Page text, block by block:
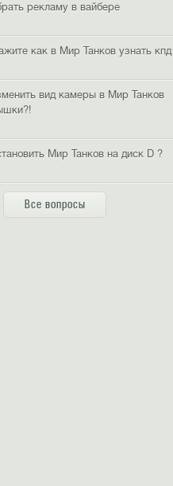
рекламу в вайбере
как в Мир Танков узнать кпд
вид камеры в Мир Танков
Мир Танков на диск D ?
Все вопросы